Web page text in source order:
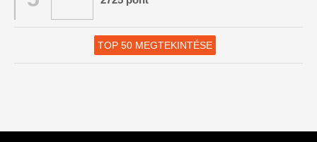
TOP 50 MEGTEKINTÉSE